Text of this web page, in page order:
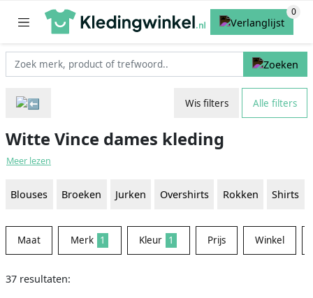
Wis filters Alle filters
Witte Vince dames kleding
Meer lezen
Blouses Broeken Jurken Overshirts Rokken Shirts
Maat Merk 1 Kleur 1 Prijs Winkel
37 resultaten: